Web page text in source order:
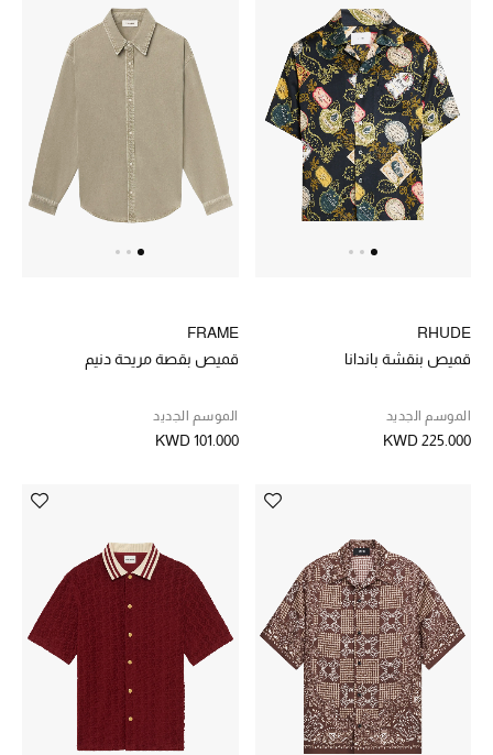
RHUDE
قميص بنقشة باندانا
الموسم الجديد
KWD 225.000
FRAME
قميص بقصة مريحة دنيم
الموسم الجديد
KWD 101.000